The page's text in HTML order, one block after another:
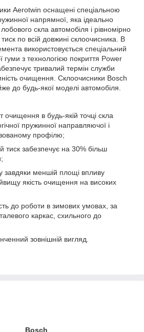
Aerotwin оснащені спеціальною
напрямної, яка ідеально
скла автомобіля і рівномірно
по всій довжині склоочисника. В
використовується спеціальний
гуми з технологією покриття Power
тривалий термін служби
очищення. Склоочисники Bosch
до будь-якої моделі автомобіля.
очищення в будь-якій точці скла
пружинної направляючої і
профілю;
тиск забезпечує на 30% більш
завдяки меншій площі впливу
якість очищення на високих
до роботи в зимових умовах, за
каркас, схильного до
зовнішній вигляд.
Bosch